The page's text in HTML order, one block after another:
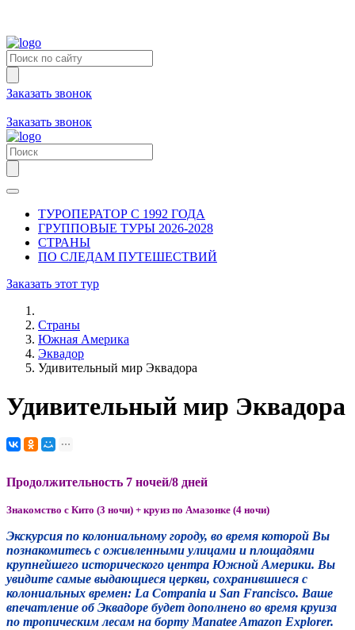
Заказать звонок
Заказать звонок
ТУРОПЕРАТОР С 1992 ГОДА
ГРУППОВЫЕ ТУРЫ 2026-2028
СТРАНЫ
ПО СЛЕДАМ ПУТЕШЕСТВИЙ
Заказать этот тур
Страны
Южная Америка
Эквадор
Удивительный мир Эквадора
Удивительный мир Эквадора
Продолжительность 7 ночей/8 дней
Знакомство с Кито (3 ночи) + круиз по Амазонке (4 ночи)
Экскурсия по колониальному городу, во время которой Вы
познакомитесь с оживленными улицами и площадями
крупнейшего исторического центра Южной Америки. Вы
увидите самые выдающиеся церкви, сохранившиеся с
колониальных времен: La Compania и San Francisco. Ваше
впечатление об Эквадоре будет дополнено во время круиза
по тропическим лесам на борту Manatee Amazon Explorer.